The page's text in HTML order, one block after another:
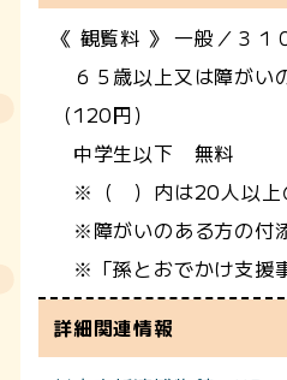
《 観覧料 》 一般／３１
６５歳以上又は障がい
（120円）
中学生以下 無料
※（ ）内は20人以上
※障がいのある方の付
※「孫とおでかけ支援
詳細関連情報